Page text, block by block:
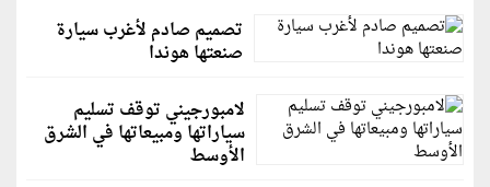
تصميم صادم لأغرب سيارة
صنعتها هوندا
لامبورجيني توقف تسليم
سياراتها ومبيعاتها في الشرق
الأوسط